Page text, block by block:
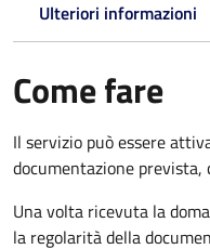
Ulteriori informazioni
Come fare
Il servizio può essere
documentazione prevista,
Una volta ricevuta la
la regolarità della